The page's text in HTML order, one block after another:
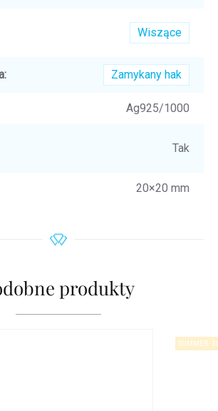
Wiszące
: Zamykany hak
Ag925/1000
Tak
20×20 mm
produkty
SUMMER -